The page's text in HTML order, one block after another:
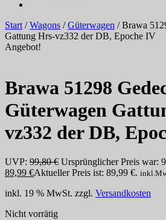
Start/Wagons /Güterwagen / Brawa
Gattung Hrs-vz332 der DB, Epoche IV
Angebot!
Brawa 51298
Güterwagen
vz332 der DB,
UVP: 99,80€ Ursprünglicher Preis war:
89,99 €Aktueller Preis ist: 89,99 €.
inkl. 19 % MwSt. zzgl. Versandkosten
Nicht vorrätig